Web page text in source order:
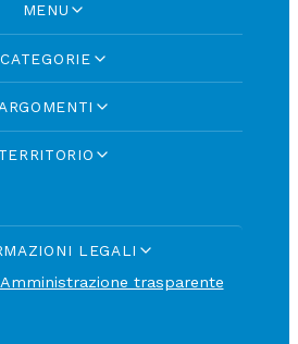
MENU
CATEGORIE
ARGOMENTI
TERRITORIO
LEGALI
Amministrazione trasparente